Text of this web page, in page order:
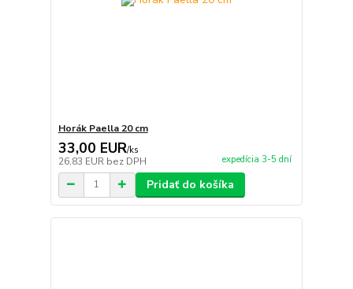
Horák Paella 20 cm
33,00 EUR/ks
26,83 EUR bez DPH expedícia 3-5 dní
Pridať do košíka